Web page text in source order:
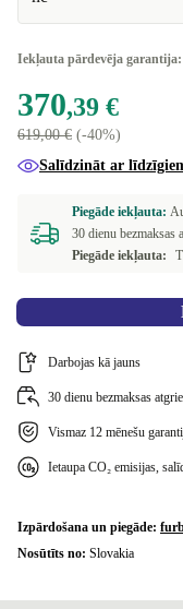
FR (AZERTY)
BE (AZERTY)
PL (QWERTY)
PT (QWERTY)
SI (QWERTZ)
SK (QWERTZ)
Iekļauta pārdevēja garantija:
370,39 €
619,00 € (-40%)
Salīdzināt ar
Piegāde iekļauta:
30 dienu bezmaksas
Piegāde iekļauta:
Darbojas kā jauns
30 dienu bezmaksas
Vismaz 12 mēnešu
Ietaupa CO₂ emisijas,
Izpārdošana un piegāde:
Nosūtīts no: Slovakia